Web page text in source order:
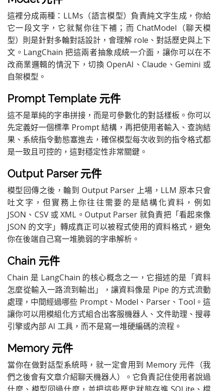
這裡分成兩種：LLMs（語言模型）負責純文字生成，你給
它一段文字，它就幫你往下補；而 ChatModel（聊天模
型）則是針對多輪對話設計，會理解 role、對話歷史與上下
文。LangChain 把這兩者抽象成統一介面，讓你可以在不
改商業邏輯的情況下，切換 OpenAI、Claude、Gemini 或
自架模型。
Prompt Template 元件
這不是單純的字串拼接，而是可參數化的對話樣板。你可以
先定義好一個標準 Prompt 結構，再把使用者輸入、查詢結
果、系統指令動態塞進去，確保模型每次收到的指令格式都
是一致且可控的，這對穩定性非常關鍵。
Output Parser 元件
模型回傳之後，輪到 Output Parser 上場，LLM 原本只會
吐文字，但實務上你往往需要的是結構化資料，例如
JSON、CSV 或 XML。Output Parser 就負責把「看起來像
JSON 的文字」轉成真正可以被程式使用的資料格式，避免
你在後端自己寫一堆脆弱的字串解析。
Chain 元件
Chain 是 LangChain 的核心概念之一，它描述的是「資料
怎麼從輸入一路流到輸出」，讓資料像是 Pipe 的方式流動
處理，中間經過哪些 Prompt、Model、Parser、Tool。這
讓你可以用模組化方式組合出客服機器人、文件助理、搜尋
引擎或內部 AI 工具，而不是寫一堆硬編碼的流程。
Memory 元件
當你在做對話型系統時，就一定會用到 Memory 元件（我
們之後會有文章介紹聊天機器人）。它負責記住使用者說過